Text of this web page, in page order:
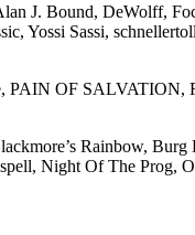
J. Bound, DeWolff,
Yossi Sassi,
PAIN OF
Rainbow,
Night Of The Prog,